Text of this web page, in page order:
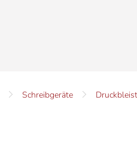
Schreibgeräte